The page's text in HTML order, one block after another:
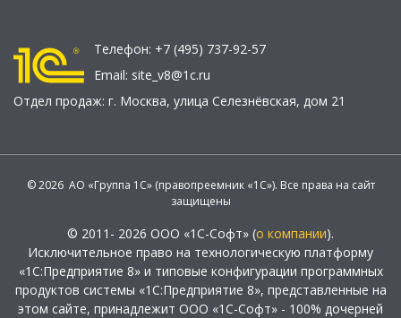
Телефон: +7 (495) 737-92-57
Email: site_v8@1c.ru
Отдел продаж: г. Москва, улица Селезнёвская, дом 21
© 2026 АО «Группа 1С» (правопреемник «1С»). Все права на сайт
защищены
© 2011- 2026 ООО «1С-Софт» (о компании).
Исключительное право на технологическую платформу
«1С:Предприятие 8» и типовые конфигурации программных
продуктов системы «1С:Предприятие 8», представленные на
этом сайте, принадлежит ООО «1С-Софт» - 100% дочерней